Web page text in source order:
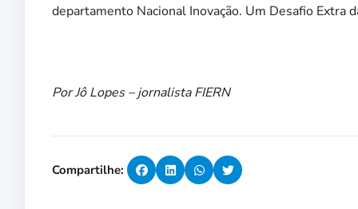
departamento Nacional Inovação. Um Desafio Extra
Por Jô Lopes – jornalista FIERN
Compartilhe: